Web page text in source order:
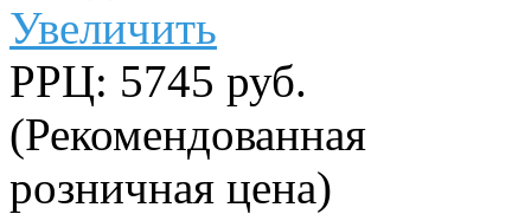
Увеличить
РРЦ: 5745 руб.
(Рекомендованная
розничная цена)